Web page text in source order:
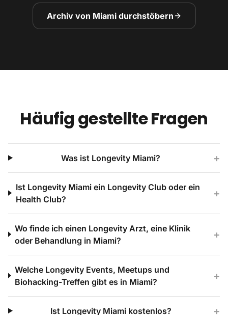
Archiv von Miami durchstöbern
Häufig gestellte Fragen
Was ist Longevity Miami? +
Ist Longevity Miami ein Longevity Club oder ein
Health Club?
+
Wo finde ich einen Longevity Arzt, eine Klinik
oder Behandlung in Miami?
+
Welche Longevity Events, Meetups und
Biohacking-Treffen gibt es in Miami?
+
Ist Longevity Miami kostenlos? +